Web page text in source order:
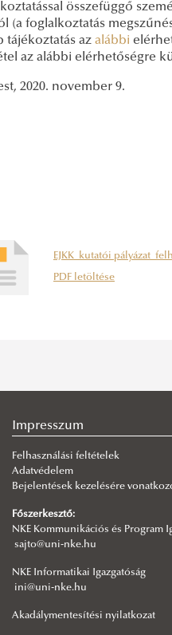
összefüggő
(a foglalkoztatás
tájékoztatás az alábbi
az alábbi elérhetőségre
2020. november 9.
EJKK_kutatói
PDF letöltése
Impresszum
Felhasználási feltételek
Adatvédelem
Bejelentések kezelésére
Főszerkesztő:
NKE Kommunikációs és Program
sajto@uni-nke.hu
NKE Informatikai Igazgatóság
ini@uni-nke.hu
Akadálymentesítési nyilatkozat